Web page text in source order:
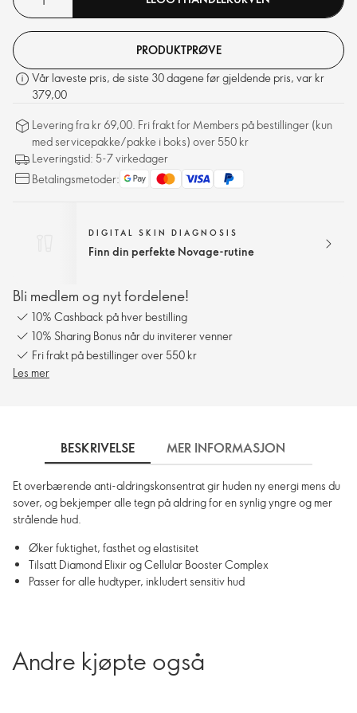
PRODUKTPRØVE
Vår laveste pris, de siste 30 dagene før gjeldende pris, var kr
379,00
Levering fra kr 69,00. Fri frakt for Members på bestillinger (kun
med servicepakke/pakke i boks) over 550 kr
Leveringstid: 5-7 virkedager
Betalingsmetoder:
DIGITAL SKIN DIAGNOSIS
Finn din perfekte Novage-rutine
Bli medlem og nyt fordelene!
10% Cashback på hver bestilling
10% Sharing Bonus når du inviterer venner
Fri frakt på bestillinger over 550 kr
Les mer
BESKRIVELSE MER INFORMASJON
Et overbærende anti-aldringskonsentrat gir huden ny energi mens du
sover, og bekjemper alle tegn på aldring for en synlig yngre og mer
strålende hud.
Øker fuktighet, fasthet og elastisitet
Tilsatt Diamond Elixir og Cellular Booster Complex
Passer for alle hudtyper, inkludert sensitiv hud
Andre kjøpte også